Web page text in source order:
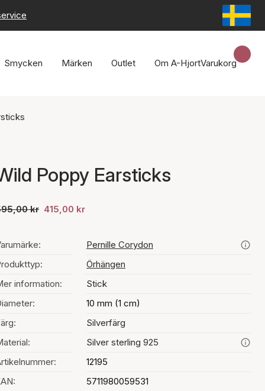
Smycken Märken Outlet Om A-HjortVarukorg
Poppy Earsticks
kr 415,00 kr
Pernille Corydon
Örhängen
information:
Stick
10 mm (1 cm)
Silverfärg
Silver sterling 925
12195
5711980059531